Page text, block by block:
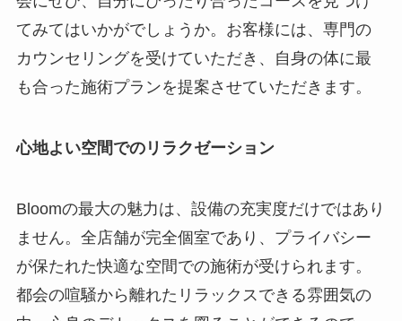
てみてはいかがでしょうか。お客様には、専門の
カウンセリングを受けていただき、自身の体に最
も合った施術プランを提案させていただきます。
心地よい空間でのリラクゼーション
Bloomの最大の魅力は、設備の充実度だけではあり
ません。全店舗が完全個室であり、プライバシー
が保たれた快適な空間での施術が受けられます。
都会の喧騒から離れたリラックスできる雰囲気の